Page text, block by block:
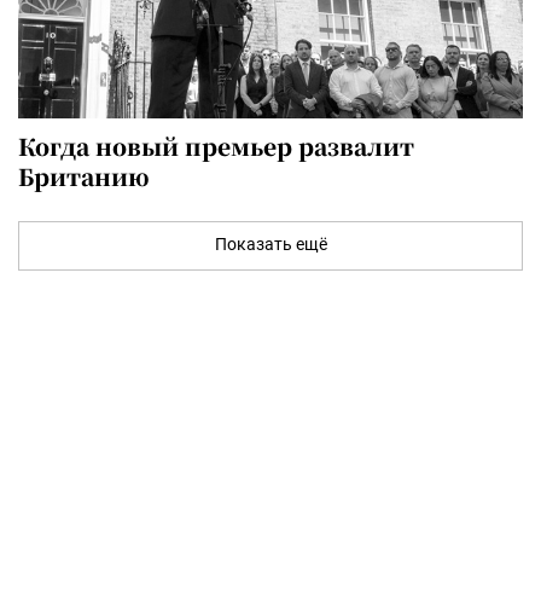
Когда новый премьер развалит
Британию
Показать ещё